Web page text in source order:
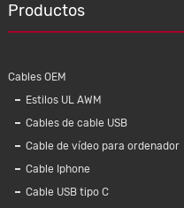
Productos
Cables OEM
Estilos UL AWM
Cables de cable USB
Cable de vídeo para ordenador
Cable Iphone
Cable USB tipo C